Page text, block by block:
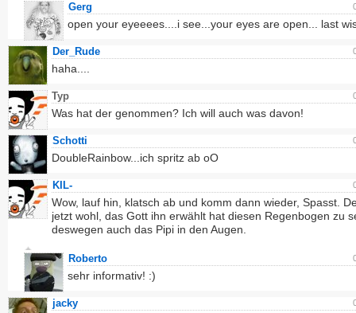
Gerg
open your eyeeees....i see...your eyes are open... last
Der_Rude
haha....
Typ
Was hat der genommen? Ich will auch was davon!
Schotti
DoubleRainbow...ich spritz ab oO
KIL-
Wow, lauf hin, klatsch ab und komm dann wieder, Spasst.
jetzt wohl, das Gott ihn erwählt hat diesen Regenbogen zu
deswegen auch das Pipi in den Augen.
Roberto
sehr informativ! :)
jacky